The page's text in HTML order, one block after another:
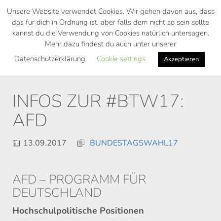
Skip
main
INFOS ZUR #BTW17:
AFD
13.09.2017 BUNDESTAGSWAHL17
AFD – PROGRAMM FÜR
DEUTSCHLAND
Hochschulpolitische Positionen
Unsere Website verwendet Cookies. Wir gehen davon aus, dass
das für dich in Ordnung ist, aber falls dem nicht so sein sollte
kannst du die Verwendung von Cookies natürlich untersagen.
Mehr dazu findest du auch unter unserer
Datenschutzerklärung.
Cookie settings Akzeptieren